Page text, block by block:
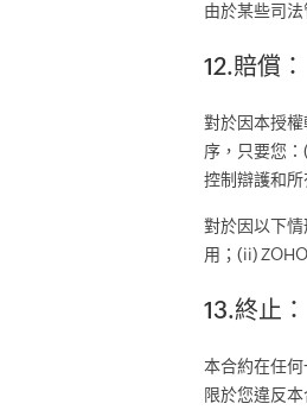
由於某些司
12.賠償：
對於因本授
序，只要您
控制辯護和
對於因以下
用；(ii)
13.終止：
本合約在任
限於您違反